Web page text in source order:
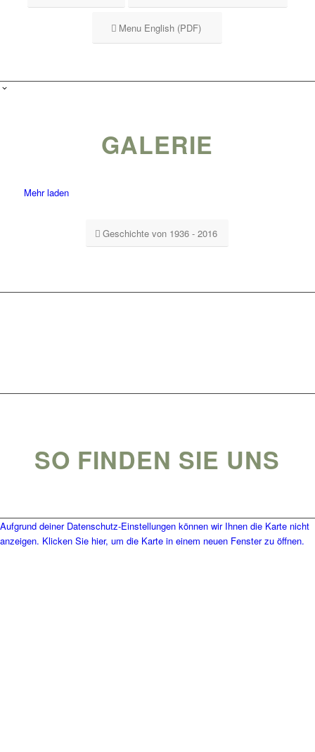
Menu English (PDF)
GALERIE
Mehr laden
Geschichte von 1936 - 2016
SO FINDEN SIE UNS
Aufgrund deiner Datenschutz-Einstellungen können wir Ihnen die Karte nicht
anzeigen. Klicken Sie hier, um die Karte in einem neuen Fenster zu öffnen.